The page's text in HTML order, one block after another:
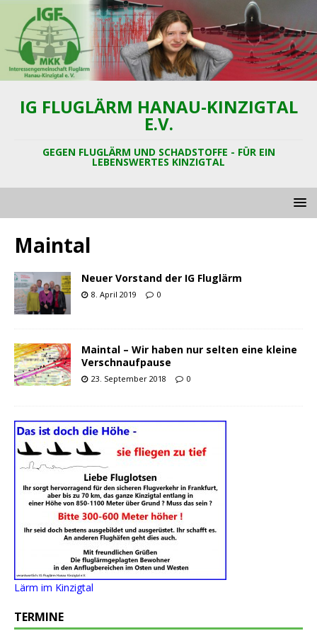
IG FLUGLÄRM HANAU-KINZIGTAL
E.V.
GEGEN FLUGLÄRM UND SCHADSTOFFE - FÜR EIN
LEBENSWERTES KINZIGTAL
Maintal
Neuer Vorstand der IG Fluglärm
8. April 2019 0
Maintal – Wir haben nur selten eine kleine
Verschnaufpause
23. September 2018 0
Lärm im Kinzigtal
TERMINE